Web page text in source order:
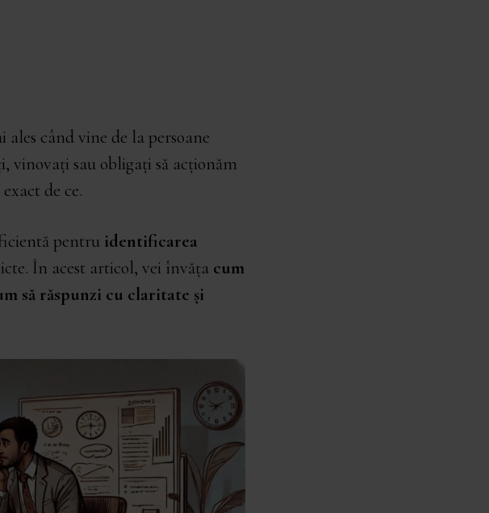
când vine de la persoane
vinovați sau obligați să acționăm
de ce.
pentru identificarea
În acest articol, vei învăța cum
să răspunzi cu claritate și